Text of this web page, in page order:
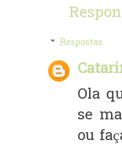
Respostas
Ola
se
ou